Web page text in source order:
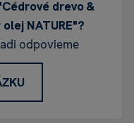
drevo &
NATURE"?
odpovieme